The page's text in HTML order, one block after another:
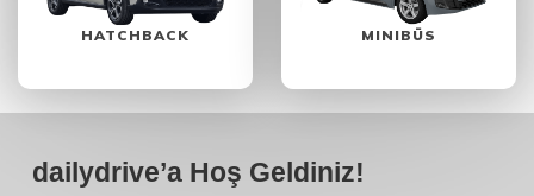
HATCHBACK MINIBÜS
dailydrive’a Hoş Geldiniz!